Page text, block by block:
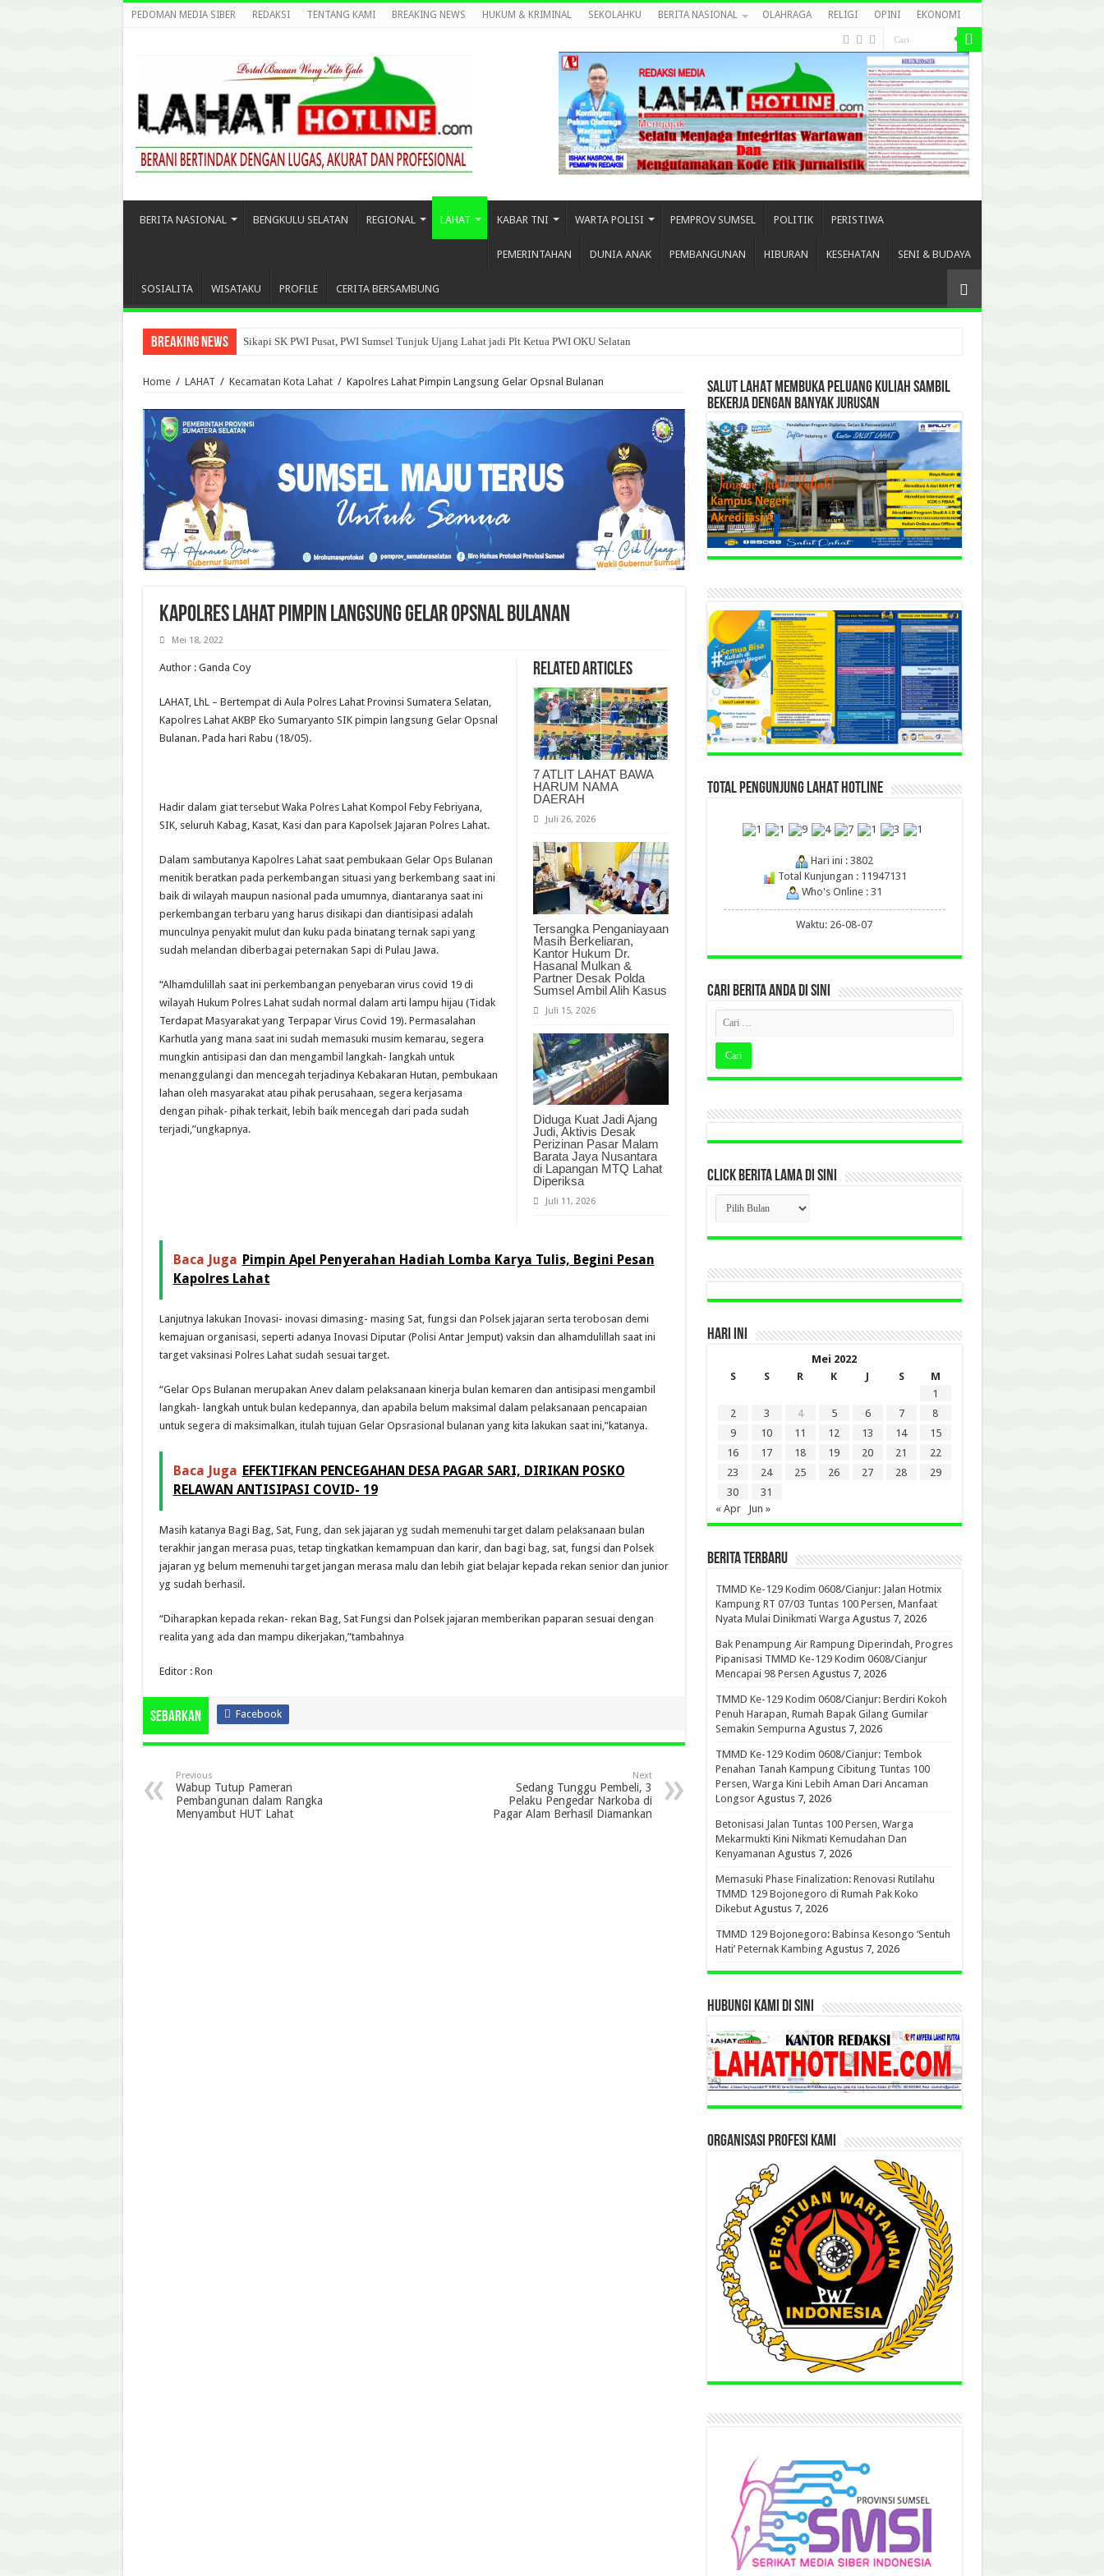
PEDOMAN MEDIA SIBER REDAKSI TENTANG KAMI BREAKING NEWS HUKUM & KRIMINAL SEKOLAHKU BERITA NASIONAL OLAHRAGA RELIGI OPINI EKONOMI
BERITA NASIONAL BENGKULU SELATAN REGIONAL LAHAT KABAR TNI WARTA POLISI PEMPROV SUMSEL POLITIK PERISTIWA
PEMERINTAHAN DUNIA ANAK PEMBANGUNAN HIBURAN KESEHATAN SENI & BUDAYA
SOSIALITA WISATAKU PROFILE CERITA BERSAMBUNG
Breaking News Sikapi SK PWI Pusat, PWI Sumsel Tunjuk Ujang Lahat jadi Plt Ketua PWI OKU Selatan
Home / LAHAT / Kecamatan Kota Lahat / Kapolres Lahat Pimpin Langsung Gelar Opsnal Bulanan
Kapolres Lahat Pimpin Langsung Gelar Opsnal Bulanan
Mei 18, 2022
Related Articles
7 ATLIT LAHAT BAWA
HARUM NAMA
DAERAH
Juli 26, 2026
Tersangka Penganiayaan
Masih Berkeliaran,
Kantor Hukum Dr.
Hasanal Mulkan &
Partner Desak Polda
Sumsel Ambil Alih Kasus
Juli 15, 2026
Diduga Kuat Jadi Ajang
Judi, Aktivis Desak
Perizinan Pasar Malam
Barata Jaya Nusantara
di Lapangan MTQ Lahat
Diperiksa
Juli 11, 2026
Author : Ganda Coy
LAHAT, LhL – Bertempat di Aula Polres Lahat Provinsi Sumatera Selatan,
Kapolres Lahat AKBP Eko Sumaryanto SIK pimpin langsung Gelar Opsnal
Bulanan. Pada hari Rabu (18/05).
Hadir dalam giat tersebut Waka Polres Lahat Kompol Feby Febriyana,
SIK, seluruh Kabag, Kasat, Kasi dan para Kapolsek Jajaran Polres Lahat.
Dalam sambutanya Kapolres Lahat saat pembukaan Gelar Ops Bulanan
menitik beratkan pada perkembangan situasi yang berkembang saat ini
baik di wilayah maupun nasional pada umumnya, diantaranya saat ini
perkembangan terbaru yang harus disikapi dan diantisipasi adalah
munculnya penyakit mulut dan kuku pada binatang ternak sapi yang
sudah melandan diberbagai peternakan Sapi di Pulau Jawa.
“Alhamdulillah saat ini perkembangan penyebaran virus covid 19 di
wilayah Hukum Polres Lahat sudah normal dalam arti lampu hijau (Tidak
Terdapat Masyarakat yang Terpapar Virus Covid 19). Permasalahan
Karhutla yang mana saat ini sudah memasuki musim kemarau, segera
mungkin antisipasi dan dan mengambil langkah- langkah untuk
menanggulangi dan mencegah terjadinya Kebakaran Hutan, pembukaan
lahan oleh masyarakat atau pihak perusahaan, segera kerjasama
dengan pihak- pihak terkait, lebih baik mencegah dari pada sudah
terjadi,”ungkapnya.
Baca Juga Pimpin Apel Penyerahan Hadiah Lomba Karya Tulis, Begini Pesan
Kapolres Lahat
Lanjutnya lakukan Inovasi- inovasi dimasing- masing Sat, fungsi dan Polsek jajaran serta terobosan demi
kemajuan organisasi, seperti adanya Inovasi Diputar (Polisi Antar Jemput) vaksin dan alhamdulillah saat ini
target vaksinasi Polres Lahat sudah sesuai target.
“Gelar Ops Bulanan merupakan Anev dalam pelaksanaan kinerja bulan kemaren dan antisipasi mengambil
langkah- langkah untuk bulan kedepannya, dan apabila belum maksimal dalam pelaksanaan pencapaian
untuk segera di maksimalkan, itulah tujuan Gelar Opsrasional bulanan yang kita lakukan saat ini,”katanya.
Baca Juga EFEKTIFKAN PENCEGAHAN DESA PAGAR SARI, DIRIKAN POSKO
RELAWAN ANTISIPASI COVID- 19
Masih katanya Bagi Bag, Sat, Fung, dan sek jajaran yg sudah memenuhi target dalam pelaksanaan bulan
terakhir jangan merasa puas, tetap tingkatkan kemampuan dan karir, dan bagi bag, sat, fungsi dan Polsek
jajaran yg belum memenuhi target jangan merasa malu dan lebih giat belajar kepada rekan senior dan junior
yg sudah berhasil.
“Diharapkan kepada rekan- rekan Bag, Sat Fungsi dan Polsek jajaran memberikan paparan sesuai dengan
realita yang ada dan mampu dikerjakan,”tambahnya
Editor : Ron
Sebarkan Facebook
Previous
Wabup Tutup Pameran
Pembangunan dalam Rangka
Menyambut HUT Lahat
Next
Sedang Tunggu Pembeli, 3
Pelaku Pengedar Narkoba di
Pagar Alam Berhasil Diamankan
SALUT LAHAT MEMBUKA PELUANG KULIAH SAMBIL
BEKERJA DENGAN BANYAK JURUSAN
TOTAL PENGUNJUNG LAHAT HOTLINE
Hari ini : 3802
Total Kunjungan : 11947131
Who's Online : 31
Waktu: 26-08-07
CARI BERITA ANDA DI SINI
CLICK BERITA LAMA DI SINI
CLICK
BERITA
LAMA
DI
HARI INI
Mei 2022
S
S R K J S
M
1
2
3 4 5 6 7
8
9
10 11 12 13 14
15
16
17 18 19 20 21
22
23
24 25 26 27 28
29
30
31
« Apr
Jun »
BERITA TERBARU
TMMD Ke-129 Kodim 0608/Cianjur: Jalan Hotmix
Kampung RT 07/03 Tuntas 100 Persen, Manfaat
Nyata Mulai Dinikmati Warga Agustus 7, 2026
Bak Penampung Air Rampung Diperindah, Progres
Pipanisasi TMMD Ke-129 Kodim 0608/Cianjur
Mencapai 98 Persen Agustus 7, 2026
TMMD Ke-129 Kodim 0608/Cianjur: Berdiri Kokoh
Penuh Harapan, Rumah Bapak Gilang Gumilar
Semakin Sempurna Agustus 7, 2026
TMMD Ke-129 Kodim 0608/Cianjur: Tembok
Penahan Tanah Kampung Cibitung Tuntas 100
Persen, Warga Kini Lebih Aman Dari Ancaman
Longsor Agustus 7, 2026
Betonisasi Jalan Tuntas 100 Persen, Warga
Mekarmukti Kini Nikmati Kemudahan Dan
Kenyamanan Agustus 7, 2026
Memasuki Phase Finalization: Renovasi Rutilahu
TMMD 129 Bojonegoro di Rumah Pak Koko
Dikebut Agustus 7, 2026
TMMD 129 Bojonegoro: Babinsa Kesongo ‘Sentuh
Hati’ Peternak Kambing Agustus 7, 2026
HUBUNGI KAMI DI SINI
ORGANISASI PROFESI KAMI